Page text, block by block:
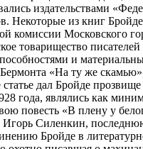
издательствами
Некоторые из книг
комиссии Московского
товарищество
и
«На ту же
дал Бройде
года, являлись как
«В плену у
Игорь Силенкин,
Бройде в